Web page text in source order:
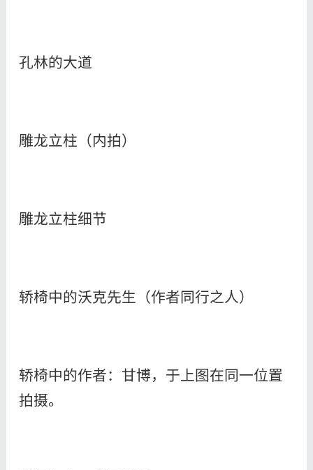
孔林的大道
雕龙立柱（内拍）
雕龙立柱细节
轿椅中的沃克先生（作者同行之人）
轿椅中的作者：甘博，于上图在同一位置
拍摄。